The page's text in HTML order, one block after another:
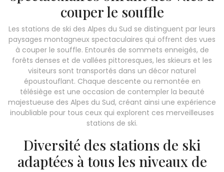
couper le souffle
Les stations de ski des Alpes du Sud se distinguent par leurs
paysages montagneux spectaculaires qui offrent des vues
à couper le souffle. Entourés de sommets enneigés, de
forêts denses et de vallées pittoresques, les skieurs et les
visiteurs sont transportés dans un décor naturel
époustouflant. Chaque descente ou remontée en
télésiège est une occasion de contempler la beauté
majestueuse des Alpes du Sud, créant ainsi une expérience
inoubliable pour tous ceux qui explorent ces merveilleuses
stations de ski.
Diversité des stations de ski
adaptées à tous les niveaux de